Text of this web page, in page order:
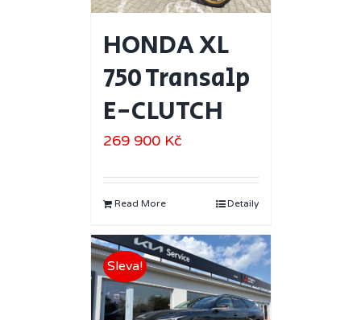
HONDA XL
750 Transalp
E-CLUTCH
269 900 Kč
Read More Detaily
Sleva!